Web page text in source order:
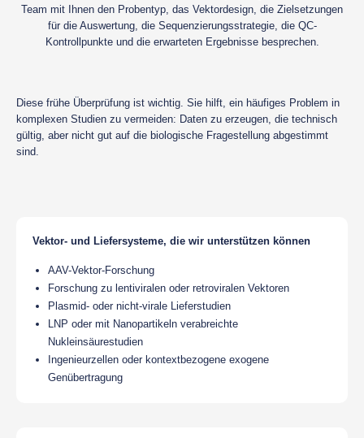
Team mit Ihnen den Probentyp, das Vektordesign, die Zielsetzungen
für die Auswertung, die Sequenzierungsstrategie, die QC-
Kontrollpunkte und die erwarteten Ergebnisse besprechen.
Diese frühe Überprüfung ist wichtig. Sie hilft, ein häufiges Problem in
komplexen Studien zu vermeiden: Daten zu erzeugen, die technisch
gültig, aber nicht gut auf die biologische Fragestellung abgestimmt
sind.
Vektor- und Liefersysteme, die wir unterstützen können
AAV-Vektor-Forschung
Forschung zu lentiviralen oder retroviralen Vektoren
Plasmid- oder nicht-virale Lieferstudien
LNP oder mit Nanopartikeln verabreichte
Nukleinsäurestudien
Ingenieurzellen oder kontextbezogene exogene
Genübertragung